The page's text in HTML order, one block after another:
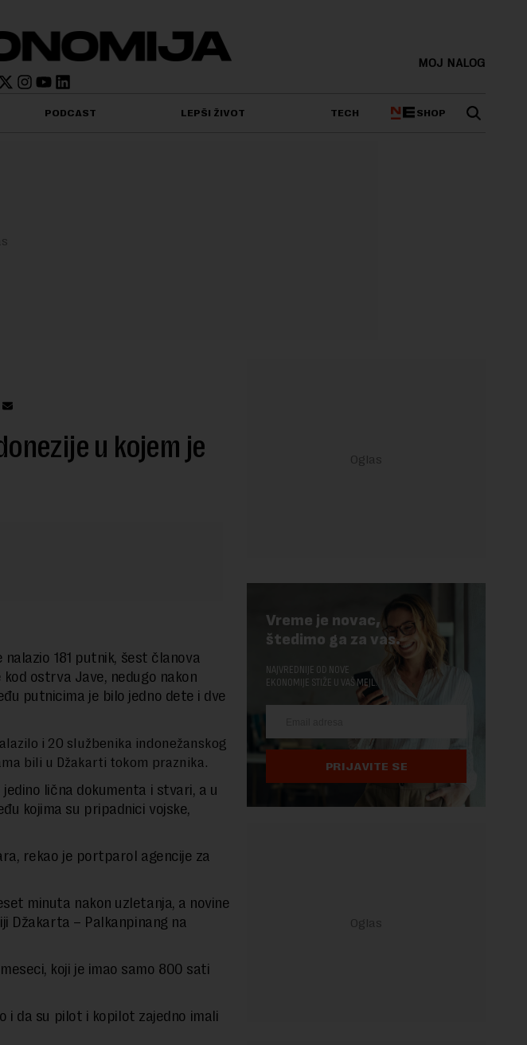
MOJ NALOG
PODCAST LEPŠI ŽIVOT TECH SHOP
u kojem je
nalazio 181 putnik, šest članova
ostrva Jave, nedugo nakon
putnicima je bilo jedno dete i dve
i 20 službenika indonežanskog
bili u Džakarti tokom praznika.
lična dokumenta i stvari, a u
kojima su pripadnici vojske,
rekao je portparol agencije za
minuta nakon uzletanja, a novine
Džakarta – Palkanpinang na
koji je imao samo 800 sati
i da su pilot i kopilot zajedno imali
Vreme je novac,
štedimo ga za vas.
NAJVREDNIJE OD NOVE
EKONOMIJE STIŽE U VAŠ MEJL.
PRIJAVITE SE